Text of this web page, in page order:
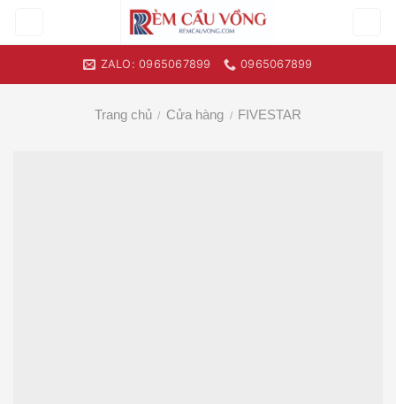
ZALO: 0965067899 0965067899
Trang chủ / Cửa hàng / FIVESTAR